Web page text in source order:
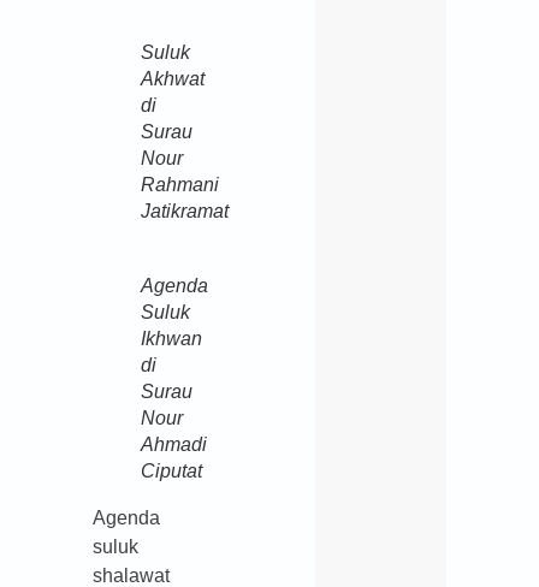
Suluk
Akhwat
di
Surau
Nour
Rahmani
Jatikramat
Agenda
Suluk
Ikhwan
di
Surau
Nour
Ahmadi
Ciputat
Agenda
suluk
shalawat